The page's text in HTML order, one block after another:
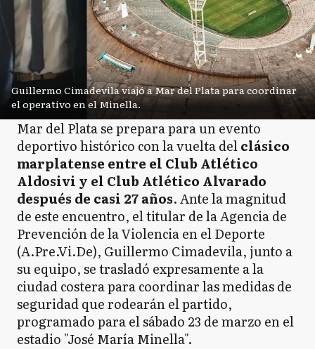
Guillermo Cimadevila viajó a Mar del Plata para coordinar
el operativo en el Minella.
Mar del Plata se prepara para un evento
deportivo histórico con la vuelta delclásico
marplatense entre el Club Atlético
Aldosivi y el Club Atlético Alvarado
después de casi 27 años. Ante la magnitud
de este encuentro, el titular de la Agencia de
Prevención de la Violencia en el Deporte
(A.Pre.Vi.De), Guillermo Cimadevila, junto a
su equipo, se trasladó expresamente a la
ciudad costera para coordinar las medidas de
seguridad que rodearán el partido,
programado para el sábado 23 de marzo en el
estadio "José María Minella".